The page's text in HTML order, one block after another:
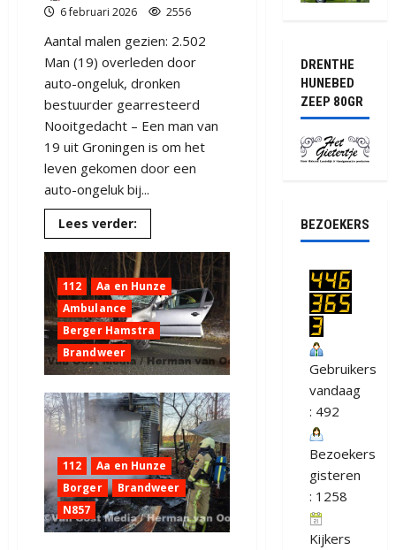
112
Aa en Hunze
Ambulance
Berger Hamstra
Brandweer
6 februari 2026
2556
Aantal malen gezien: 2.502
Man (19) overleden door
auto-ongeluk, dronken
bestuurder gearresteerd
Nooitgedacht – Een man van
19 uit Groningen is om het
leven gekomen door een
auto-ongeluk bij...
Lees verder:
meer
UPDATE
/
Dodelijk
ongeval
op
de
Borgerderstraat
bij
Nooitgedacht
N857
112
Aa en Hunze
Borger
Brandweer
N857
DRENTHE
HUNEBED
ZEEP 80GR
BEZOEKERS
Gebruikers
vandaag
: 492
Bezoekers
gisteren
: 1258
Kijkers